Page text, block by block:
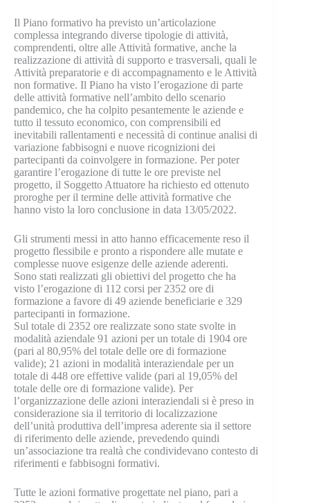
Il Piano formativo ha previsto un’articolazione
complessa integrando diverse tipologie di attività,
comprendenti, oltre alle Attività formative, anche la
realizzazione di attività di supporto e trasversali, quali le
Attività preparatorie e di accompagnamento e le Attività
non formative. Il Piano ha visto l’erogazione di parte
delle attività formative nell’ambito dello scenario
pandemico, che ha colpito pesantemente le aziende e
tutto il tessuto economico, con comprensibili ed
inevitabili rallentamenti e necessità di continue analisi di
variazione fabbisogni e nuove ricognizioni dei
partecipanti da coinvolgere in formazione. Per poter
garantire l’erogazione di tutte le ore previste nel
progetto, il Soggetto Attuatore ha richiesto ed ottenuto
proroghe per il termine delle attività formative che
hanno visto la loro conclusione in data 13/05/2022.
Gli strumenti messi in atto hanno efficacemente reso il
progetto flessibile e pronto a rispondere alle mutate e
complesse nuove esigenze delle aziende aderenti.
Sono stati realizzati gli obiettivi del progetto che ha
visto l’erogazione di 112 corsi per 2352 ore di
formazione a favore di 49 aziende beneficiarie e 329
partecipanti in formazione.
Sul totale di 2352 ore realizzate sono state svolte in
modalità aziendale 91 azioni per un totale di 1904 ore
(pari al 80,95% del totale delle ore di formazione
valide); 21 azioni in modalità interaziendale per un
totale di 448 ore effettive valide (pari al 19,05% del
totale delle ore di formazione valide). Per
l’organizzazione delle azioni interaziendali si è preso in
considerazione sia il territorio di localizzazione
dell’unità produttiva dell’impresa aderente sia il settore
di riferimento delle aziende, prevedendo quindi
un’associazione tra realtà che condividevano contesto di
riferimenti e fabbisogni formativi.
Tutte le azioni formative progettate nel piano, pari a